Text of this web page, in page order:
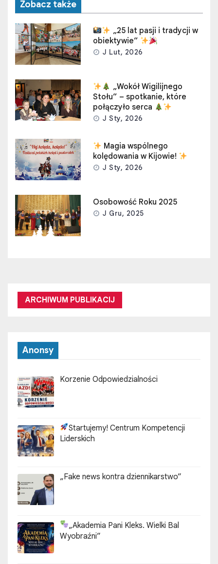
Zobacz także
„25 lat pasji i tradycji w
obiektywie”
J Lut, 2026
„Wokół Wigilijnego
Stołu” – spotkanie, które
połączyło serca
J Sty, 2026
Magia wspólnego
kolędowania w Kijowie!
J Sty, 2026
Osobowość Roku 2025
J Gru, 2025
ARCHIWUM PUBLIKACIJ
Anonsy
Korzenie Odpowiedzialności
Startujemy! Centrum Kompetencji
Liderskich
„Fake news kontra dziennikarstwo”
„Akademia Pani Kleks. Wielki Bal
Wyobraźni”